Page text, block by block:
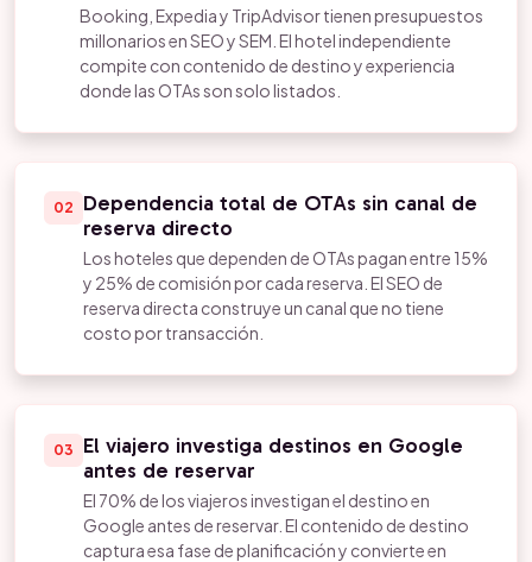
Booking, Expedia y TripAdvisor tienen presupuestos
millonarios en SEO y SEM. El hotel independiente
compite con contenido de destino y experiencia
donde las OTAs son solo listados.
02
Dependencia total de OTAs sin canal de
reserva directo
Los hoteles que dependen de OTAs pagan entre 15%
y 25% de comisión por cada reserva. El SEO de
reserva directa construye un canal que no tiene
costo por transacción.
03
El viajero investiga destinos en Google
antes de reservar
El 70% de los viajeros investigan el destino en
Google antes de reservar. El contenido de destino
captura esa fase de planificación y convierte en